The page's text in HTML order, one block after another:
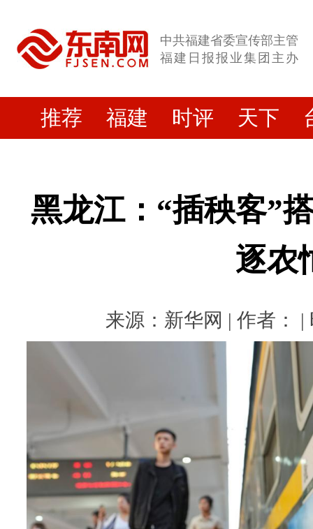
中共福建省委宣传部主管
福建日报报业集团主办
推荐 福建 时评 天下
黑龙江：“插秧客”
逐农
来源：新华网 | 作者： |